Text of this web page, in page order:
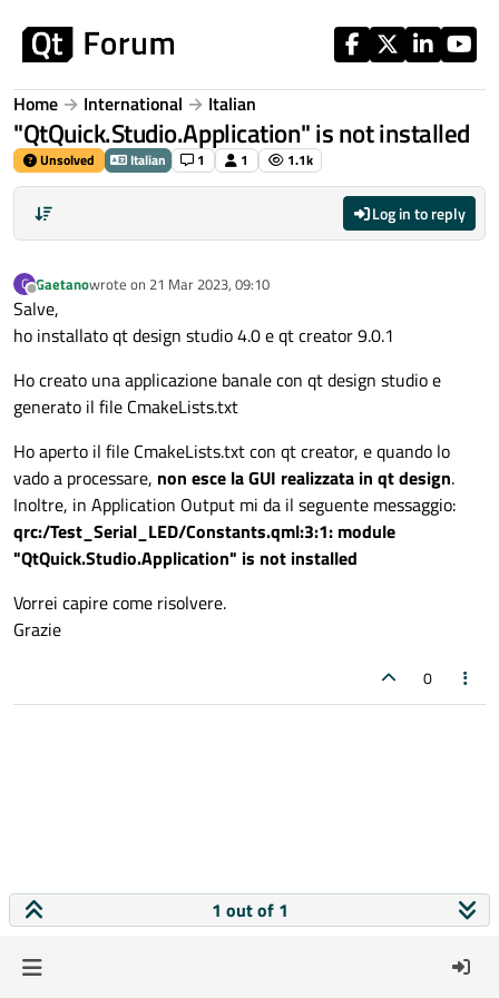
Home International Italian
"QtQuick.Studio.Application" is not installed
Unsolved Italian 1 1 1.1k
Log in to reply
G
Offline
Gaetanowrote on 21 Mar 2023, 09:10
last edited by
Salve,
ho installato qt design studio 4.0 e qt creator 9.0.1
Ho creato una applicazione banale con qt design studio e
generato il file CmakeLists.txt
Ho aperto il file CmakeLists.txt con qt creator, e quando lo
vado a processare, non esce la GUI realizzata in qt design.
Inoltre, in Application Output mi da il seguente messaggio:
qrc:/Test_Serial_LED/Constants.qml:3:1: module
"QtQuick.Studio.Application" is not installed
Vorrei capire come risolvere.
Grazie
0
1 out of 1